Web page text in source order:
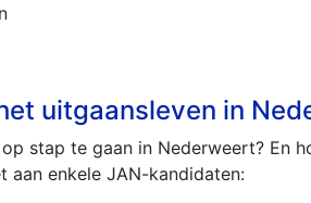
uitgaansleven in
stap te gaan in Nederweert? En
aan enkele JAN-kandidaten: